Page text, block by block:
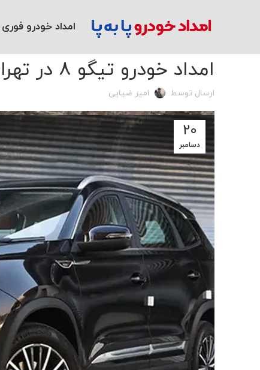
امداد خودرو فوری
دسته‌بندی نشده
امداد خودرو تیگو 8 در تهران
ارسال توسط امیر ضیایی
20
دسامبر